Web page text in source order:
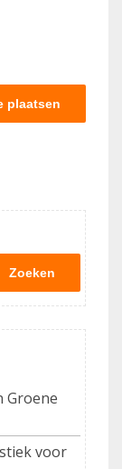
Zoeken
Groene
voor